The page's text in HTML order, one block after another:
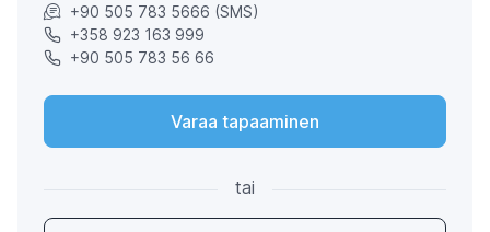
+90 505 783 5666 (SMS)
+358 923 163 999
+90 505 783 56 66
Varaa tapaaminen
tai